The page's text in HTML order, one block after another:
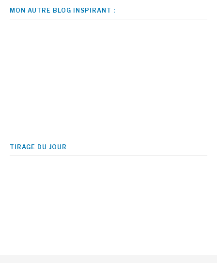
MON AUTRE BLOG INSPIRANT :
TIRAGE DU JOUR